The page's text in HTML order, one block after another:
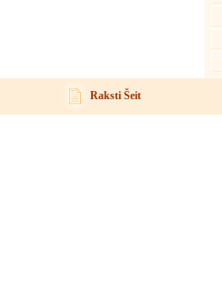
Raksti Šeit